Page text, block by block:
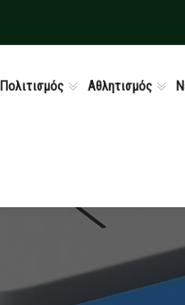
Πολιτισμός Αθλητισμός